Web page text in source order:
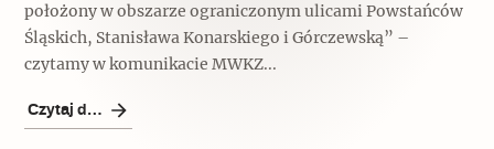
położony w obszarze ograniczonym ulicami Powstańców
Śląskich, Stanisława Konarskiego i Górczewską” –
czytamy w komunikacie MWKZ...
Czytaj dalej